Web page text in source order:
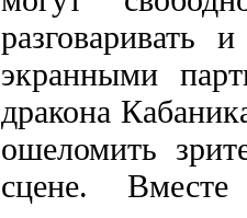
разговаривать
экранными
дракона
ошеломить
сцене.